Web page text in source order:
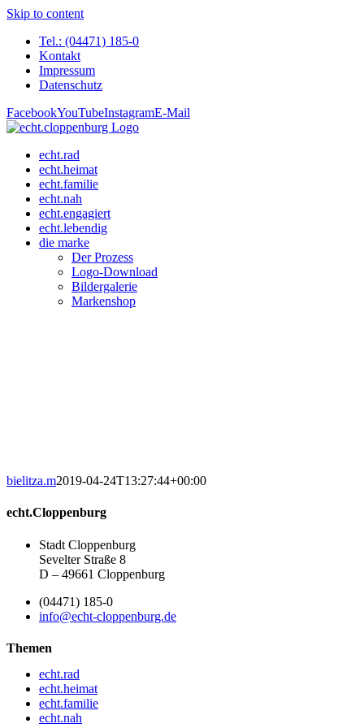
Skip to content
Tel.: (04471) 185-0
Kontakt
Impressum
Datenschutz
FacebookYouTubeInstagramE-Mail
echt.rad
echt.heimat
echt.familie
echt.nah
echt.engagiert
echt.lebendig
die marke
Der Prozess
Logo-Download
Bildergalerie
Markenshop
bielitza.m2019-04-24T13:27:44+00:00
echt.Cloppenburg
Stadt Cloppenburg
Sevelter Straße 8
D – 49661 Cloppenburg
(04471) 185-0
info@echt-cloppenburg.de
Themen
echt.rad
echt.heimat
echt.familie
echt.nah